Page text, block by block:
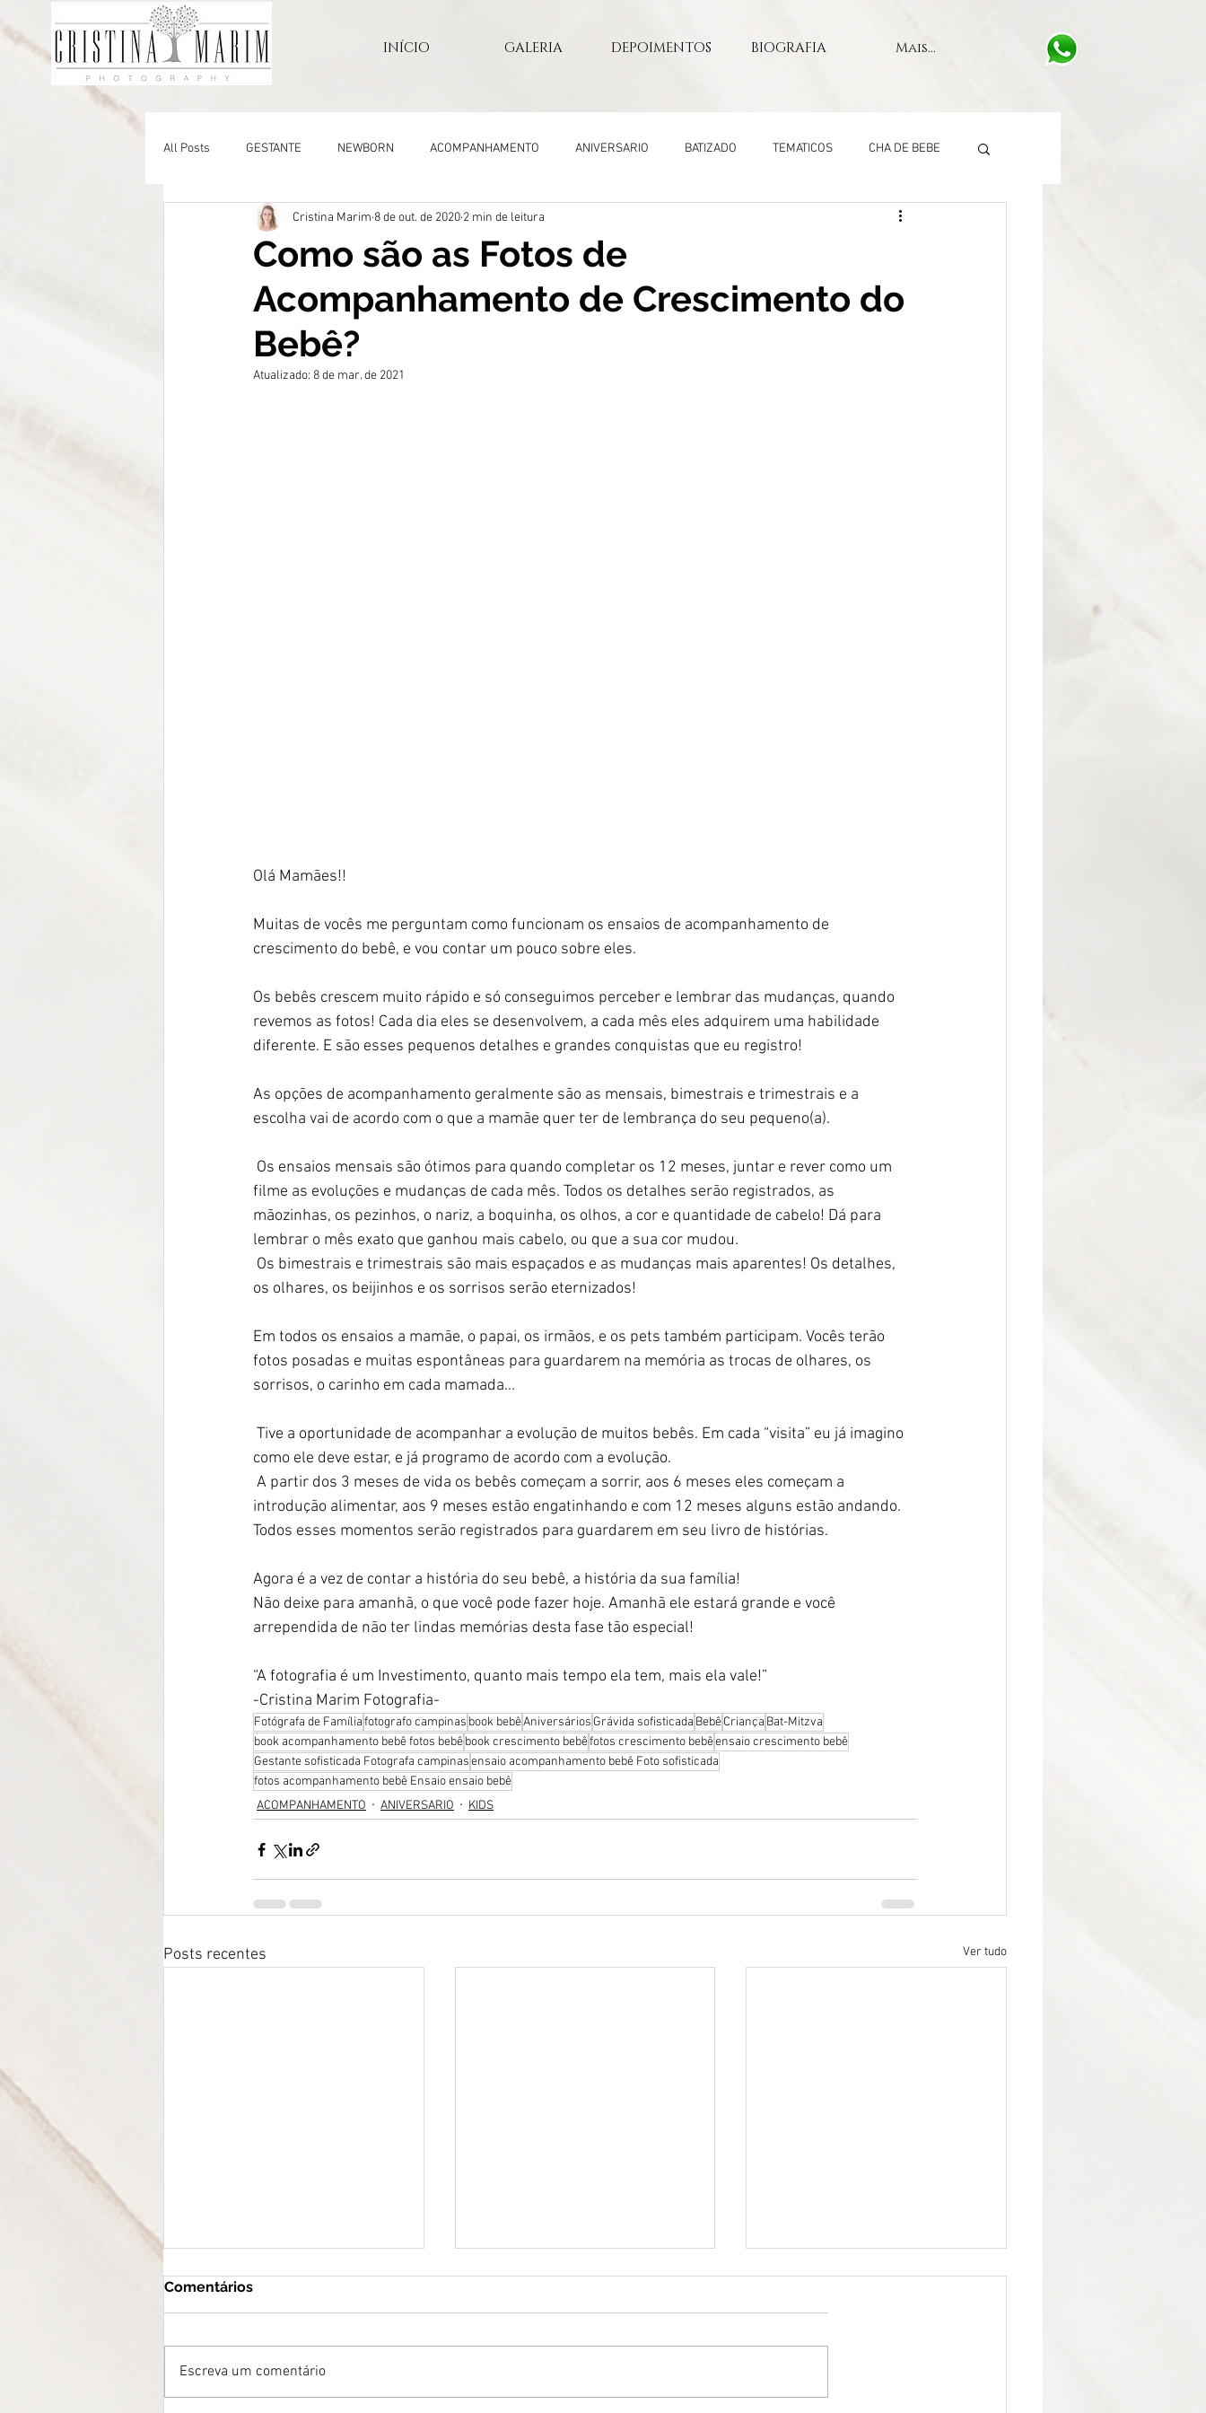
INÍCIO GALERIA DEPOIMENTOS BIOGRAFIA Mais...
All Posts GESTANTE NEWBORN ACOMPANHAMENTO ANIVERSARIO BATIZADO TEMATICOS CHA DE BEBE
CHA REVELAÇÃO KIDS CORPORATIVO FAMILIA
Como são as Fotos de
Acompanhamento de Crescimento do
Bebê?
Cristina Marim 8 de out. de 2020 2 min de leitura
Atualizado: 8 de mar. de 2021
Olá Mamães!!
Muitas de vocês me perguntam como funcionam os ensaios de acompanhamento de
crescimento do bebê, e vou contar um pouco sobre eles.
Os bebês crescem muito rápido e só conseguimos perceber e lembrar das mudanças, quando
revemos as fotos! Cada dia eles se desenvolvem, a cada mês eles adquirem uma habilidade
diferente. E são esses pequenos detalhes e grandes conquistas que eu registro!
As opções de acompanhamento geralmente são as mensais, bimestrais e trimestrais e a
escolha vai de acordo com o que a mamãe quer ter de lembrança do seu pequeno(a).
filme as evoluções e mudanças de cada mês. Todos os detalhes serão registrados, as
mãozinhas, os pezinhos, o nariz, a boquinha, os olhos, a cor e quantidade de cabelo! Dá para
lembrar o mês exato que ganhou mais cabelo, ou que a sua cor mudou.
os olhares, os beijinhos e os sorrisos serão eternizados!
Em todos os ensaios a mamãe, o papai, os irmãos, e os pets também participam. Vocês terão
fotos posadas e muitas espontâneas para guardarem na memória as trocas de olhares, os
sorrisos, o carinho em cada mamada...
como ele deve estar, e já programo de acordo com a evolução.
introdução alimentar, aos 9 meses estão engatinhando e com 12 meses alguns estão andando.
Todos esses momentos serão registrados para guardarem em seu livro de histórias.
Agora é a vez de contar a história do seu bebê, a história da sua família!
Não deixe para amanhã, o que você pode fazer hoje. Amanhã ele estará grande e você
arrependida de não ter lindas memórias desta fase tão especial!
“A fotografia é um Investimento, quanto mais tempo ela tem, mais ela vale!”
-Cristina Marim Fotografia-
Fotógrafa de Famíliafotografo campinas book bebêAniversários Grávida sofisticada BebêCriança Bat-Mitzva
book acompanhamento bebê fotos bebêbook crescimento bebêfotos crescimento bebêensaio crescimento bebê
Gestante sofisticada Fotografa campinasensaio acompanhamento bebê Foto sofisticada
fotos acompanhamento bebê Ensaio ensaio bebê
ACOMPANHAMENTO
ANIVERSARIO KIDS
Posts recentes Ver tudo
Comentários
Escreva um comentário